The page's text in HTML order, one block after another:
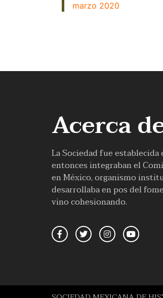
marzo 2020
Acerca
La Sociedad fue
entonces integraban el
en México, organismo
desarrollaba en pos del
vino cohesionando.